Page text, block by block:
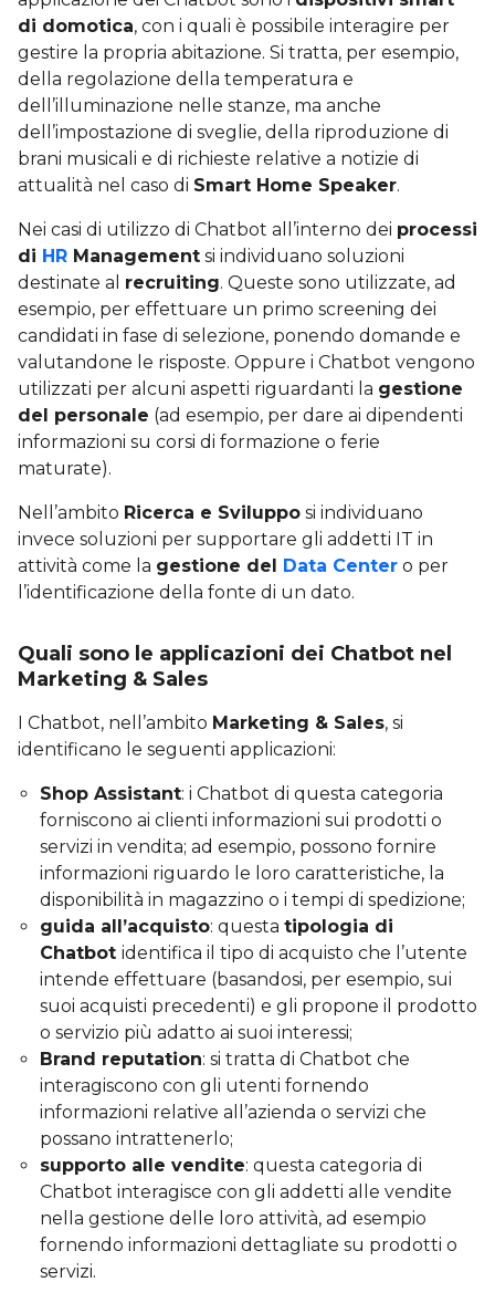
di domotica, con i quali è possibile interagire per
gestire la propria abitazione. Si tratta, per esempio,
della regolazione della temperatura e
dell’illuminazione nelle stanze, ma anche
dell’impostazione di sveglie, della riproduzione di
brani musicali e di richieste relative a notizie di
attualità nel caso di Smart Home Speaker.
Nei casi di utilizzo di Chatbot all’interno dei processi
di HR Management si individuano soluzioni
destinate al recruiting. Queste sono utilizzate, ad
esempio, per effettuare un primo screening dei
candidati in fase di selezione, ponendo domande e
valutandone le risposte. Oppure i Chatbot vengono
utilizzati per alcuni aspetti riguardanti la gestione
del personale (ad esempio, per dare ai dipendenti
informazioni su corsi di formazione o ferie
maturate).
Nell’ambito Ricerca e Sviluppo si individuano
invece soluzioni per supportare gli addetti IT in
attività come la gestione del Data Center o per
l’identificazione della fonte di un dato.
Quali sono le applicazioni dei Chatbot nel
Marketing & Sales
I Chatbot, nell’ambito Marketing & Sales, si
identificano le seguenti applicazioni:
Shop Assistant: i Chatbot di questa categoria
forniscono ai clienti informazioni sui prodotti o
servizi in vendita; ad esempio, possono fornire
informazioni riguardo le loro caratteristiche, la
disponibilità in magazzino o i tempi di spedizione;
guida all’acquisto: questa tipologia di
Chatbot identifica il tipo di acquisto che l’utente
intende effettuare (basandosi, per esempio, sui
suoi acquisti precedenti) e gli propone il prodotto
o servizio più adatto ai suoi interessi;
Brand reputation: si tratta di Chatbot che
interagiscono con gli utenti fornendo
informazioni relative all’azienda o servizi che
possano intrattenerlo;
supporto alle vendite: questa categoria di
Chatbot interagisce con gli addetti alle vendite
nella gestione delle loro attività, ad esempio
fornendo informazioni dettagliate su prodotti o
servizi.